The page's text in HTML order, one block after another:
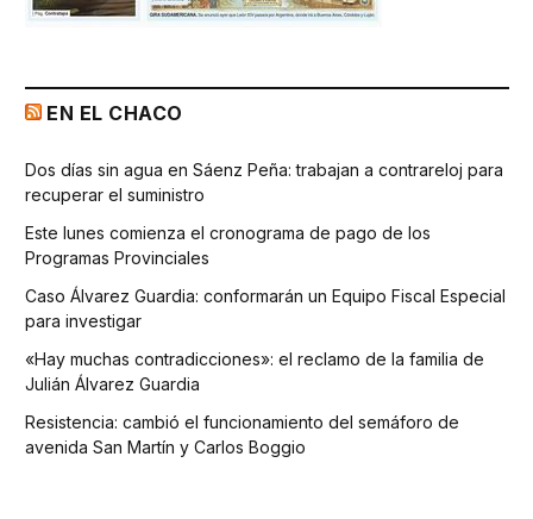
EN EL CHACO
Dos días sin agua en Sáenz Peña: trabajan a contrareloj para
recuperar el suministro
Este lunes comienza el cronograma de pago de los
Programas Provinciales
Caso Álvarez Guardia: conformarán un Equipo Fiscal Especial
para investigar
«Hay muchas contradicciones»: el reclamo de la familia de
Julián Álvarez Guardia
Resistencia: cambió el funcionamiento del semáforo de
avenida San Martín y Carlos Boggio